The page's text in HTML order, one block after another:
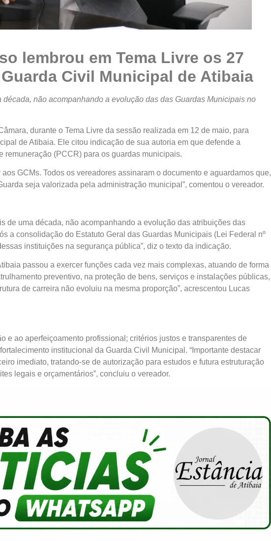
lembrou em Tema Livre os 27
Civil Municipal de Atibaia
não acompanhando a evolução das das Guardas Municipais no
durante o Tema Livre da sessão realizada em 12 de maio, para
de Atibaia. Ele citou indicação de sua autoria em que defende a
remuneração (PCCR) para os guardas municipais.
GCMs. Todos os vereadores assinaram o documento e aguardamos que,
seja valorizada pela administração municipal”, comentou o vereador.
de uma década, não acompanhando a evolução das atribuições das
a consolidação do Estatuto Geral das Guardas Municipais (Lei Federal nº
instituições na segurança pública”, diz o texto da indicação.
passou a exercer funções cada vez mais complexas, atuando de forma
preventivo, na proteção de bens, serviços e instalações públicas,
de carreira não evoluiu na mesma proporção”, acrescentou Lucas
e ao aperfeiçoamento profissional; critérios justos e transparentes de
institucional da Guarda Civil Municipal. “Importante destacar
imediato, tratando-se de autorização para estudos e futura estruturação
legais e orçamentários”, concluiu o vereador.